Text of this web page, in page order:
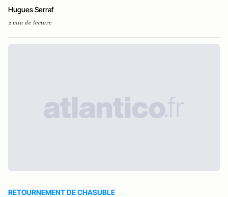
Hugues Serraf
2 min de lecture
RETOURNEMENT DE CHASUBLE